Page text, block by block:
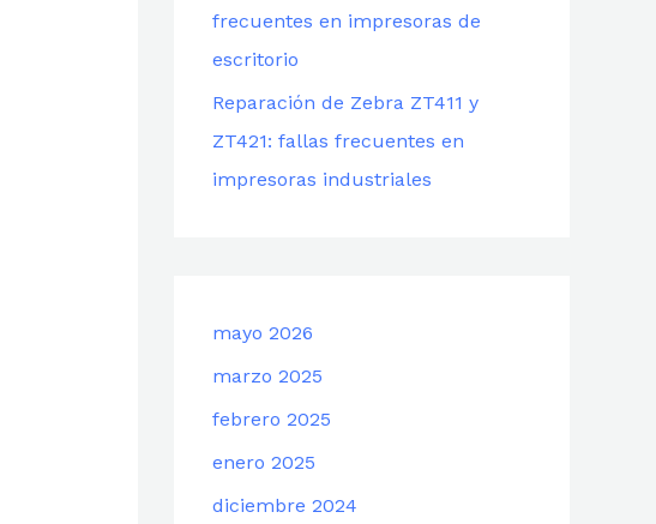
frecuentes en impresoras de
escritorio
Reparación de Zebra ZT411 y
ZT421: fallas frecuentes en
impresoras industriales
mayo 2026
marzo 2025
febrero 2025
enero 2025
diciembre 2024